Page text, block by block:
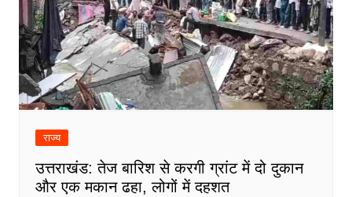
राज्य
उत्तराखंड: तेज बारिश से करगी ग्रांट में दो दुकान
और एक मकान ढहा, लोगों में दहशत